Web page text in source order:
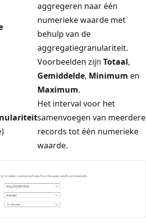
aggregeren naar één
numerieke waarde met
behulp van de
aggregatiegranulariteit.
Voorbeelden zijn Totaal,
Gemiddelde, Minimum en
Maximum.
Het interval voor het
samenvoegen van meerdere
records tot één numerieke
waarde.